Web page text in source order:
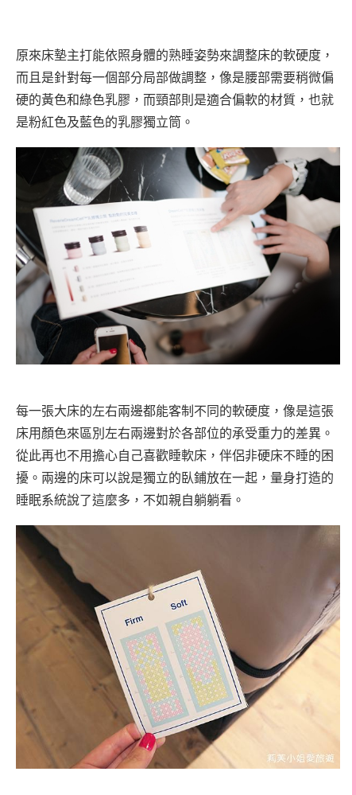
原來床墊主打能依照身體的熟睡姿勢來調整床的軟硬度，
而且是針對每一個部分局部做調整，像是腰部需要稍微偏
硬的黃色和綠色乳膠，而頸部則是適合偏軟的材質，也就
是粉紅色及藍色的乳膠獨立筒。
每一張大床的左右兩邊都能客制不同的軟硬度，像是這張
床用顏色來區別左右兩邊對於各部位的承受重力的差異。
從此再也不用擔心自己喜歡睡軟床，伴侶非硬床不睡的困
擾。兩邊的床可以說是獨立的臥鋪放在一起，量身打造的
睡眠系統說了這麼多，不如親自躺躺看。